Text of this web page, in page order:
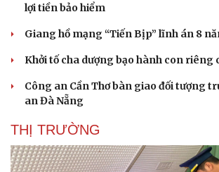
lợi tiền bảo hiểm
Giang hồ mạng “Tiến Bịp” lĩnh án 8
Khởi tố cha dượng bạo hành con riêng
Công an Cần Thơ bàn giao đối tượng
an Đà Nẵng
THỊ TRƯỜNG